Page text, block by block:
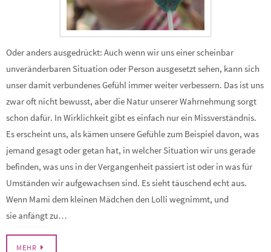
Oder anders ausgedrückt: Auch wenn wir uns einer scheinbar
unveränderbaren Situation oder Person ausgesetzt sehen, kann sich
unser damit verbundenes Gefühl immer weiter verbessern. Das ist uns
zwar oft nicht bewusst, aber die Natur unserer Wahrnehmung sorgt
schon dafür. In Wirklichkeit gibt es einfach nur ein Missverständnis.
Es erscheint uns, als kämen unsere Gefühle zum Beispiel davon, was
jemand gesagt oder getan hat, in welcher Situation wir uns gerade
befinden, was uns in der Vergangenheit passiert ist oder in was für
Umständen wir aufgewachsen sind. Es sieht täuschend echt aus.
Wenn Mami dem kleinen Mädchen den Lolli wegnimmt, und
sie anfängt zu…
MEHR